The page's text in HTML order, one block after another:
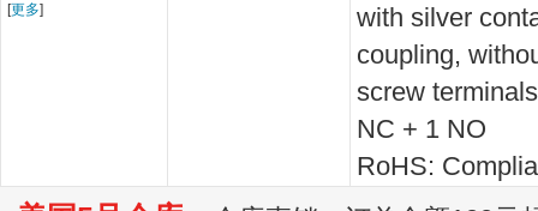
[更多]
with silver
coupling,
screw
NC + 1 NO
RoHS: